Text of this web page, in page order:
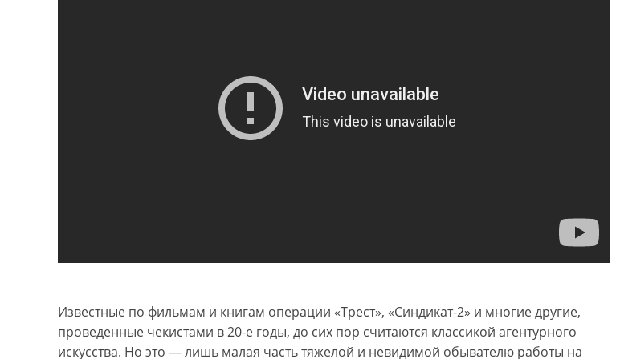
Известные по фильмам и книгам операции «Трест», «Синдикат-2» и многие другие,
проведенные чекистами в 20-е годы, до сих пор считаются классикой агентурного
искусства. Но это — лишь малая часть тяжелой и невидимой обывателю работы на